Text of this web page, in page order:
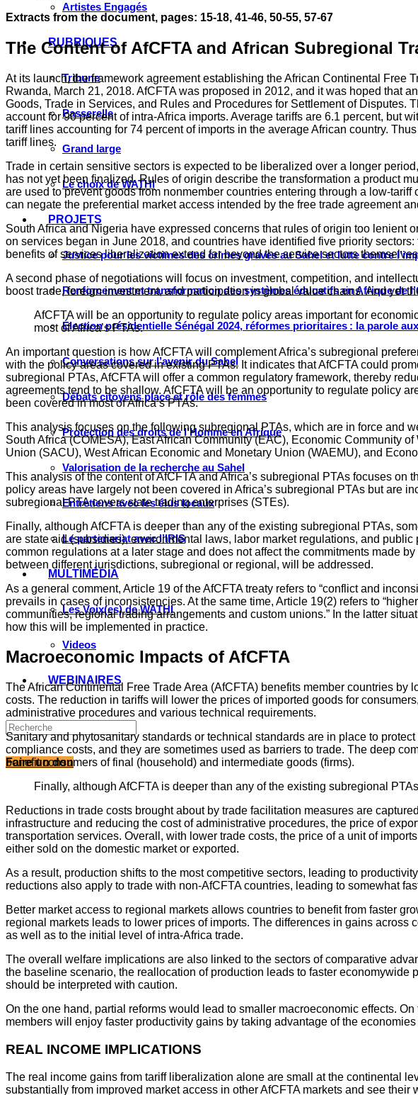
Artistes Engagés
RUBRIQUES
Tribune
Passerelle
Grand large
Le choix de WATHI
PROJETS
Justice pour les victimes des crimes graves au Sahel et lutte contre
Renforcement et transformation des systèmes éducatifs en Afrique de
Élection présidentielle Sénégal 2024, réformes prioritaires : la parole
Conversations sur l’avenir du Sahel
Débats citoyens place et rôle des femmes
Protection des droits de l’Homme en Afrique
Valorisation de la recherche au Sahel
Entretiens avec les élus locaux
Le partenariat avec l’IRIS
MULTIMÉDIA
Les Voix(es) de WATHI
Videos
WEBINAIRES
Faire un don
Extracts from the document, pages: 15-18, 41-46, 50-55, 57-67
The Content of AfCFTA and African Subregional
At its launch, the framework agreement establishing the African Continental Free
Rwanda, March 21, 2018. AfCFTA was proposed in 2012, and it was hoped that
Goods, Trade in Services, and Rules and Procedures for Settlement of Disputes.
account for 90 percent of intra-Africa imports. Average tariffs are 6.1 percent, but
tariff lines accounting for 74 percent of imports in the average African country.
tariff lines.
Trade in certain sensitive sectors is expected to be liberalized over a longer
has not yet been finalized. Rules of origin describe the transformation a product
are used to prevent goods from nonmember countries entering through a low-
can negate the preferential market access intended by the free trade agreement
South Africa and Nigeria have expressed concerns that rules of origin too
on services began in June 2018, and countries have identified five priority
benefits of services liberalization extend far beyond the service sectors
A second phase of negotiations will focus on investment, competition, and
boost trade, foreign investment, and participation in global value chains. And yet
AfCFTA will be an opportunity to regulate policy areas important for
most of Africa’s PTAs.
An important question is how AfCFTA will complement Africa’s subregional
with the policy areas covered in existing PTAs. It indicates that AfCFTA could
subregional PTAs, AfCFTA will offer a common regulatory framework, thereby
agreements tend to be shallow. AfCFTA will be an opportunity to regulate policy
been covered in most of Africa’s PTAs.
This analysis focuses on the following subregional PTAs, which are in force and
South Africa (COMESA), East African Community (EAC), Economic Community
Union (SACU), West African Economic and Monetary Union (WAEMU), and
This analysis of the content of AfCFTA and Africa’s subregional PTAs focuses
policy areas have largely not been covered in Africa’s subregional PTAs but are
subregional PTA covers state trading enterprises (STEs).
Finally, although AfCFTA is deeper than any of the existing subregional PTAs,
are state aid (subsidies), environmental laws, labor market regulations, and
common regulations at a later stage and does not affect the commitments made
between different jurisdictions, subregional or regional, will be addressed.
As a general comment, Article 19 of the AfCFTA treaty refers to “conflict and
prevails in cases of inconsistencies. At the same time, Article 19(2) refers to
communities, regional trading arrangements and custom unions.” In the latter
how this will be implemented in practice.
Macroeconomic Impacts of AfCFTA
The African Continental Free Trade Area (AfCFTA) benefits member countries
costs. The reduction in tariffs will lower the prices of imported goods for
administrative procedures and various technical requirements.
Sanitary and phytosanitary standards or technical standards are in place to
compliance costs, and they are sometimes used as barriers to trade. The deep
benefit consumers of final (household) and intermediate goods (firms).
Finally, although AfCFTA is deeper than any of the existing subregional
Reductions in trade costs brought about by trade facilitation measures are
infrastructure and reducing the cost of administrative procedures, the price of
transportation services. Overall, with lower trade costs, the price of a unit of
either sold on the domestic market or exported.
As a result, production shifts to the most competitive sectors, leading to
reductions also apply to trade with non-AfCFTA countries, leading to somewhat
Better market access to regional markets allows countries to benefit from faster
regional markets leads to lower prices of imports. The differences in gains
as well as to the initial level of intra-Africa trade.
The overall welfare implications are also linked to the sectors of comparative
the baseline scenario, the reallocation of production leads to faster
should be interpreted with caution.
On the one hand, partial reforms would lead to smaller macroeconomic effects.
members will enjoy faster productivity gains by taking advantage of the
REAL INCOME IMPLICATIONS
The real income gains from tariff liberalization alone are small at the continental
substantially from improved market access in other AfCFTA markets and see